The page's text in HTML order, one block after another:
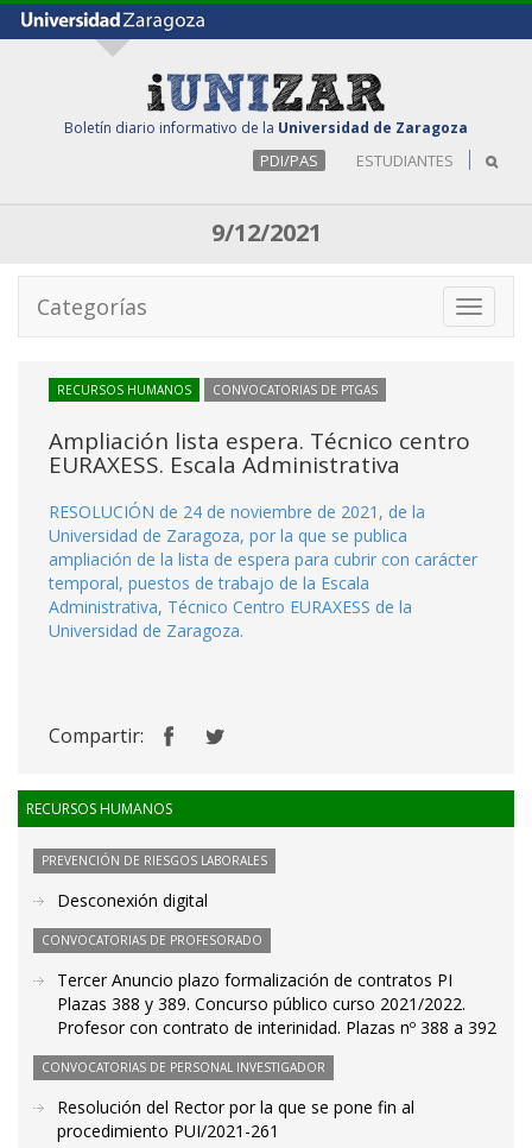
Boletín diario informativo de la Universidad de Zaragoza
PDI/PAS ESTUDIANTES
9/12/2021
Toggle
Categorías
RECURSOS HUMANOS CONVOCATORIAS DE PTGAS
Ampliación lista espera. Técnico centro
EURAXESS. Escala Administrativa
RESOLUCIÓN de 24 de noviembre de 2021, de la
Universidad de Zaragoza, por la que se publica
ampliación de la lista de espera para cubrir con carácter
temporal, puestos de trabajo de la Escala
Administrativa, Técnico Centro EURAXESS de la
Universidad de Zaragoza.
Compartir:
RECURSOS HUMANOS
PREVENCIÓN DE RIESGOS LABORALES
Desconexión digital
CONVOCATORIAS DE PROFESORADO
Tercer Anuncio plazo formalización de contratos PI
Plazas 388 y 389. Concurso público curso 2021/2022.
Profesor con contrato de interinidad. Plazas nº 388 a 392
CONVOCATORIAS DE PERSONAL INVESTIGADOR
Resolución del Rector por la que se pone fin al
procedimiento PUI/2021-261